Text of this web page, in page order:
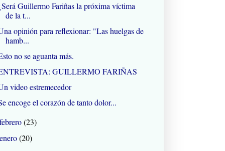
Guillermo Fariñas la próxima víctima
de la t...
opinión para reflexionar: "Las huelgas de
hamb...
no se aguanta más.
GUILLERMO FARIÑAS
video estremecedor
encoge el corazón de tanto dolor...
febrero(23)
enero(20)